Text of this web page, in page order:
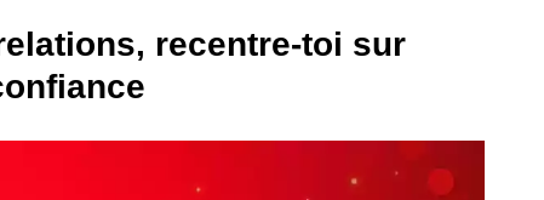
recentre-toi sur